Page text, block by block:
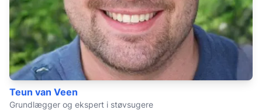
Teun van Veen
Grundlægger og ekspert i støvsugere